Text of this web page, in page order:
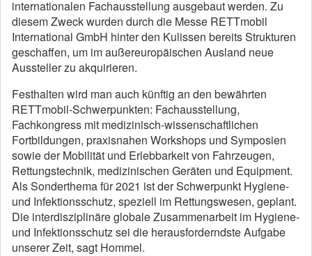
internationalen Fachausstellung ausgebaut werden. Zu
diesem Zweck wurden durch die Messe RETTmobil
International GmbH hinter den Kulissen bereits Strukturen
geschaffen, um im außereuropäischen Ausland neue
Aussteller zu akquirieren.
Festhalten wird man auch künftig an den bewährten
RETTmobil-Schwerpunkten: Fachausstellung,
Fachkongress mit medizinisch-wissenschaftlichen
Fortbildungen, praxisnahen Workshops und Symposien
sowie der Mobilität und Erlebbarkeit von Fahrzeugen,
Rettungstechnik, medizinischen Geräten und Equipment.
Als Sonderthema für 2021 ist der Schwerpunkt Hygiene-
und Infektionsschutz, speziell im Rettungswesen, geplant.
Die interdisziplinäre globale Zusammenarbeit im Hygiene-
und Infektionsschutz sei die herausforderndste Aufgabe
unserer Zeit, sagt Hommel.